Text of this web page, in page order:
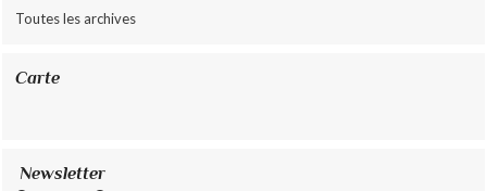
Toutes les archives
Carte
Newsletter